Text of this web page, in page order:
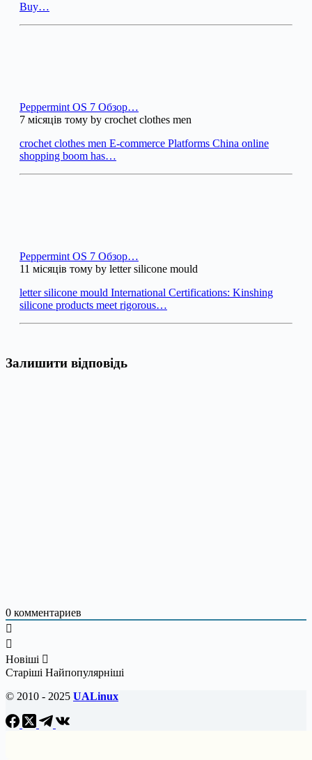
Buy…
Peppermint OS 7 Обзор…
7 місяців тому by crochet clothes men
crochet clothes men E-commerce Platforms China online
shopping boom has…
Peppermint OS 7 Обзор…
11 місяців тому by letter silicone mould
letter silicone mould International Certifications: Kinshing
silicone products meet rigorous…
Залишити відповідь
0 комментариев
Новіші
Старіші Найпопулярніші
© 2010 - 2025 UALinux